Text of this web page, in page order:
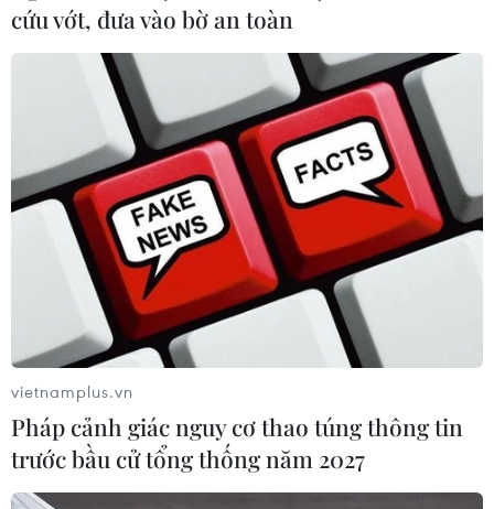
'Hà Nội riêng tôi': Âm nhạc Vũ Thắng Lợi 'gặp' hội
họa Lê Thiết Cương
09/11/2022 10:43
Chương trình khơi gợi ký ức, văn hóa Hà Nội có thể đã mất hoặc đang tồn
tại nhưng bị lãng quên, sẽ là một trong những bức màn mà khi kéo lên
người thưởng thức sẽ thấy ngạc nhiên về Hà Nội.
cứu vớt, đưa vào bờ an toàn
vietnamplus.vn
Pháp cảnh giác nguy cơ thao túng thông tin
trước bầu cử tổng thống năm 2027